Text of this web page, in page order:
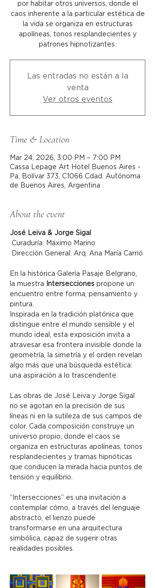
por habitar otros universos, donde el
caos inherente a la particular estética de
la vida se organiza en estructuras
apolíneas, tonos resplandecientes y
patrones hipnotizantes.
Las entradas no están a la
venta
Ver otros eventos
Time & Location
Mar 24, 2026, 3:00 PM – 7:00 PM
Cassa Lepage Art Hotel Buenos Aires -
Pa, Bolívar 373, C1066 Cdad. Autónoma
de Buenos Aires, Argentina
About the event
José Leiva & Jorge Sigal
Curaduría: Máximo Marino
Dirección General: Arq. Ana María Carrió
En la histórica Galería Pasaje Belgrano,
la muestra
Intersecciones propone un
encuentro entre forma, pensamiento y
pintura.
Inspirada en la tradición platónica que
distingue entre el mundo sensible y el
mundo ideal, esta exposición invita a
atravesar esa frontera invisible donde la
geometría, la simetría y el orden revelan
algo más que una búsqueda estética:
una aspiración a lo trascendente.
Las obras de José Leiva y Jorge Sigal
no se agotan en la precisión de sus
líneas ni en la sutileza de sus campos de
color. Cada composición construye un
universo propio, donde el caos se
organiza en estructuras apolíneas, tonos
resplandecientes y tramas hipnóticas
que conducen la mirada hacia puntos de
tensión y equilibrio.
“Intersecciones” es una invitación a
contemplar cómo, a través del lenguaje
abstracto, el lienzo puede
transformarse en una arquitectura
simbólica, capaz de sugerir otras
realidades posibles.